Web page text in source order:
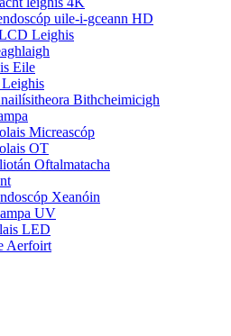
uile-i-gceann HD
Leighis
Eile
Bithcheimicigh
Micreascóp
OT
Oftalmatacha
Xeanóin
UV
LED
Aerfoirt